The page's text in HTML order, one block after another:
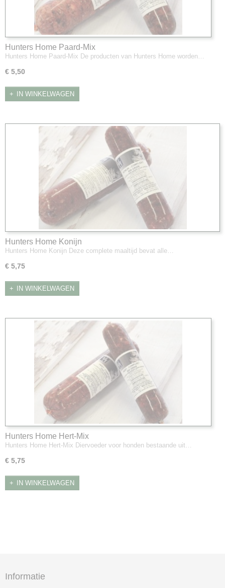
Hunters Home Paard-Mix
Hunters Home Paard-Mix De producten van Hunters Home worden…
€ 5,50
IN WINKELWAGEN
Hunters Home Konijn
Hunters Home Konijn Deze complete maaltijd bevat alle…
€ 5,75
IN WINKELWAGEN
Hunters Home Hert-Mix
Hunters Home Hert-Mix Diervoeder voor honden bestaande uit…
€ 5,75
IN WINKELWAGEN
Informatie